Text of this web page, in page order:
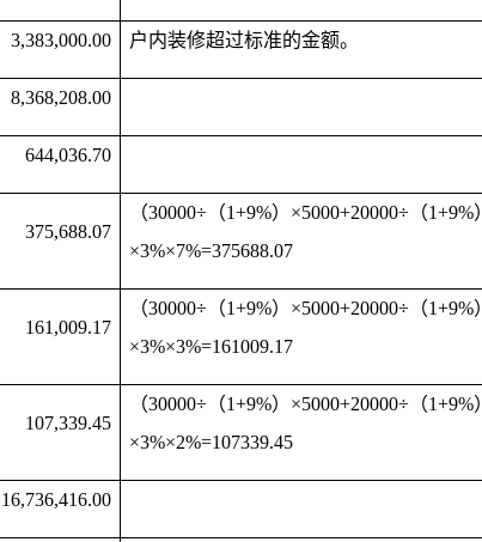
3,383,000.00 户内装修超过标准的金额。
8,368,208.00
644,036.70
375,688.07
（30000÷（1+9%）×5000+20000÷（
×3%×7%=375688.07
161,009.17
（30000÷（1+9%）×5000+20000÷（
×3%×3%=161009.17
107,339.45
（30000÷（1+9%）×5000+20000÷（
×3%×2%=107339.45
16,736,416.00